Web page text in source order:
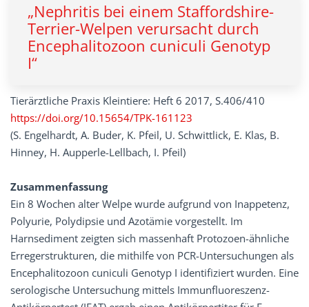
„Nephritis bei einem Staffordshire-
Terrier-Welpen verursacht durch
Encephalitozoon cuniculi Genotyp
I“
Tierärztliche Praxis Kleintiere: Heft 6 2017, S.406/410
https://doi.org/10.15654/TPK-161123
(S. Engelhardt, A. Buder, K. Pfeil, U. Schwittlick, E. Klas, B.
Hinney, H. Aupperle-Lellbach, I. Pfeil)
Zusammenfassung
Ein 8 Wochen alter Welpe wurde aufgrund von Inappetenz,
Polyurie, Polydipsie und Azotämie vorgestellt. Im
Harnsediment zeigten sich massenhaft Protozoen-ähnliche
Erregerstrukturen, die mithilfe von PCR-Untersuchungen als
Encephalitozoon cuniculi Genotyp I identifiziert wurden. Eine
serologische Untersuchung mittels Immunfluoreszenz-